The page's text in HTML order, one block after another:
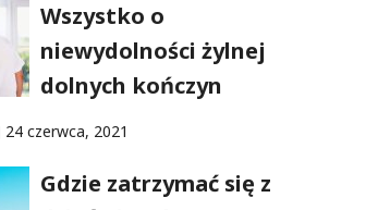
Wszystko o
niewydolności żylnej
dolnych kończyn
24 czerwca, 2021
Gdzie zatrzymać się z